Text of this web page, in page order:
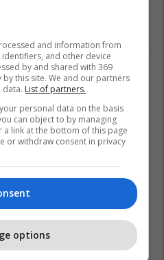
Lojërave Olimpike 2024
1
and information from
and other device
by and shared with 369
this site. We and our partners
data. List of partners.
personal data on the basis
can object to by managing
link at the bottom of this page
or withdraw consent in privacy
options